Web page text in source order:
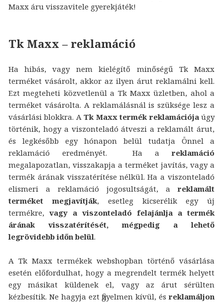
Maxx áru visszavitele gyerekjáték!
Tk Maxx – reklamáció
Ha hibás, vagy nem kielégítő minőségű Tk Maxx
terméket vásárolt, akkor az ilyen árut reklamálni kell.
Ezt megteheti közvetlenül a Tk Maxx üzletben, ahol a
terméket vásárolta. A reklamálásnál is szüksége lesz a
vásárlási blokkra. ATk Maxx termék reklamációja úgy
történik, hogy a viszonteladó átveszi a reklamált árut,
és legkésőbb egy hónapon belül tudatja Önnel a
reklamáció eredményét. Ha areklamáció
megalapozatlan, visszakapja a terméket javítás, vagy a
termék árának visszatérítése nélkül. Ha a viszonteladó
elismeri a reklamáció jogosultságát, areklamált
terméket megjavítják, esetleg kicserélik egy új
termékre, vagy a viszonteladó felajánlja a termék
árának visszatérítését, mégpedig a lehető
legrövidebb időn belül.
A Tk Maxx termékek webshopban történő vásárlása
esetén előfordulhat, hogy a megrendelt termék helyett
egy másikat küldenek el, vagy az árut sérülten
kézbesítik. Ne hagyja ezt figyelmen kívül, ésreklamáljon